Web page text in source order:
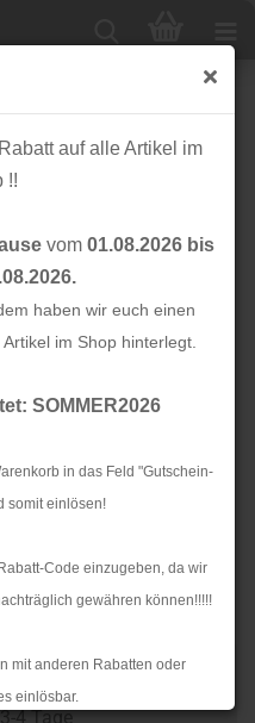
auf alle Artikel im
!!
vom 01.08.2026 bis
haben wir euch einen
im Shop hinterlegt.
SOMMER2026
in das Feld "Gutschein-
somit einlösen!
Code einzugeben, da wir
gewähren können!!!!!
mit anderen Rabatten oder
einlösbar.
- 20,5mm - Anker -
3-4 Tage